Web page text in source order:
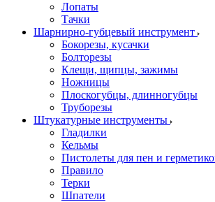
Лопаты
Тачки
Шарнирно-губцевый инструмент
Бокорезы, кусачки
Болторезы
Клещи, щипцы, зажимы
Ножницы
Плоскогубцы, длинногубцы
Труборезы
Штукатурные инструменты
Гладилки
Кельмы
Пистолеты для пен и
Правило
Терки
Шпатели